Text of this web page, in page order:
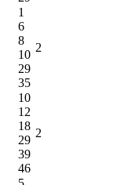
1
6
8
10
29
35
2
10
12
18
29
39
46
2